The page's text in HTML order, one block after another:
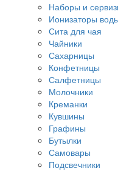
Наборы и
Ионизаторы
Сита для чая
Чайники
Сахарницы
Конфетницы
Салфетницы
Молочники
Креманки
Кувшины
Графины
Бутылки
Самовары
Подсвечники